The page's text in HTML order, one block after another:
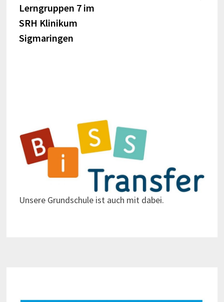
Lerngruppen 7 im
SRH Klinikum
Sigmaringen
Unsere Grundschule ist auch mit dabei.